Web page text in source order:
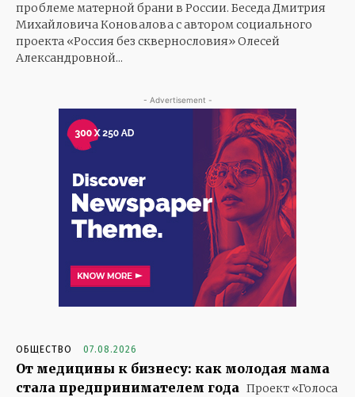
проблеме матерной брани в России. Беседа Дмитрия
Михайловича Коновалова с автором социального
проекта «Россия без сквернословия» Олесей
Александровной...
- Advertisement -
ОБЩЕСТВО 07.08.2026
От медицины к бизнесу: как молодая мама
стала предпринимателем года Проект «Голоса